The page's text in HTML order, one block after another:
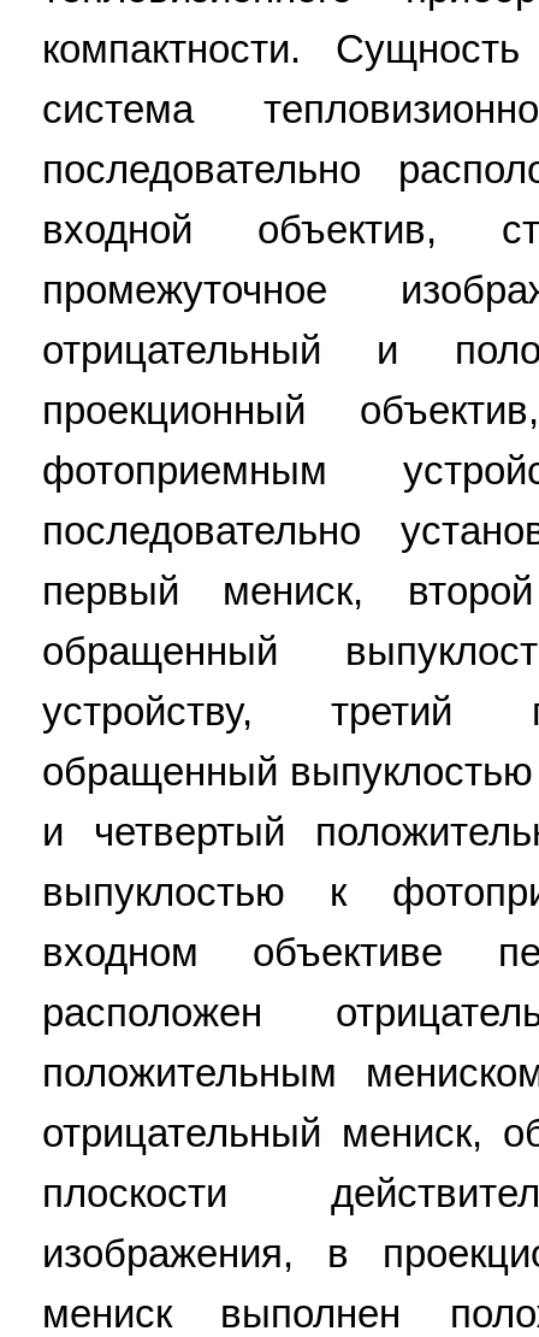
компактности.
система
последовательно
входной объектив,
промежуточное
отрицательный и
проекционный
фотоприемным
последовательно
первый мениск,
обращенный
устройству, третий
обращенный выпуклостью
и четвертый
выпуклостью к
входном объективе
расположен
положительным
отрицательный мениск,
плоскости
изображения, в
мениск выполнен